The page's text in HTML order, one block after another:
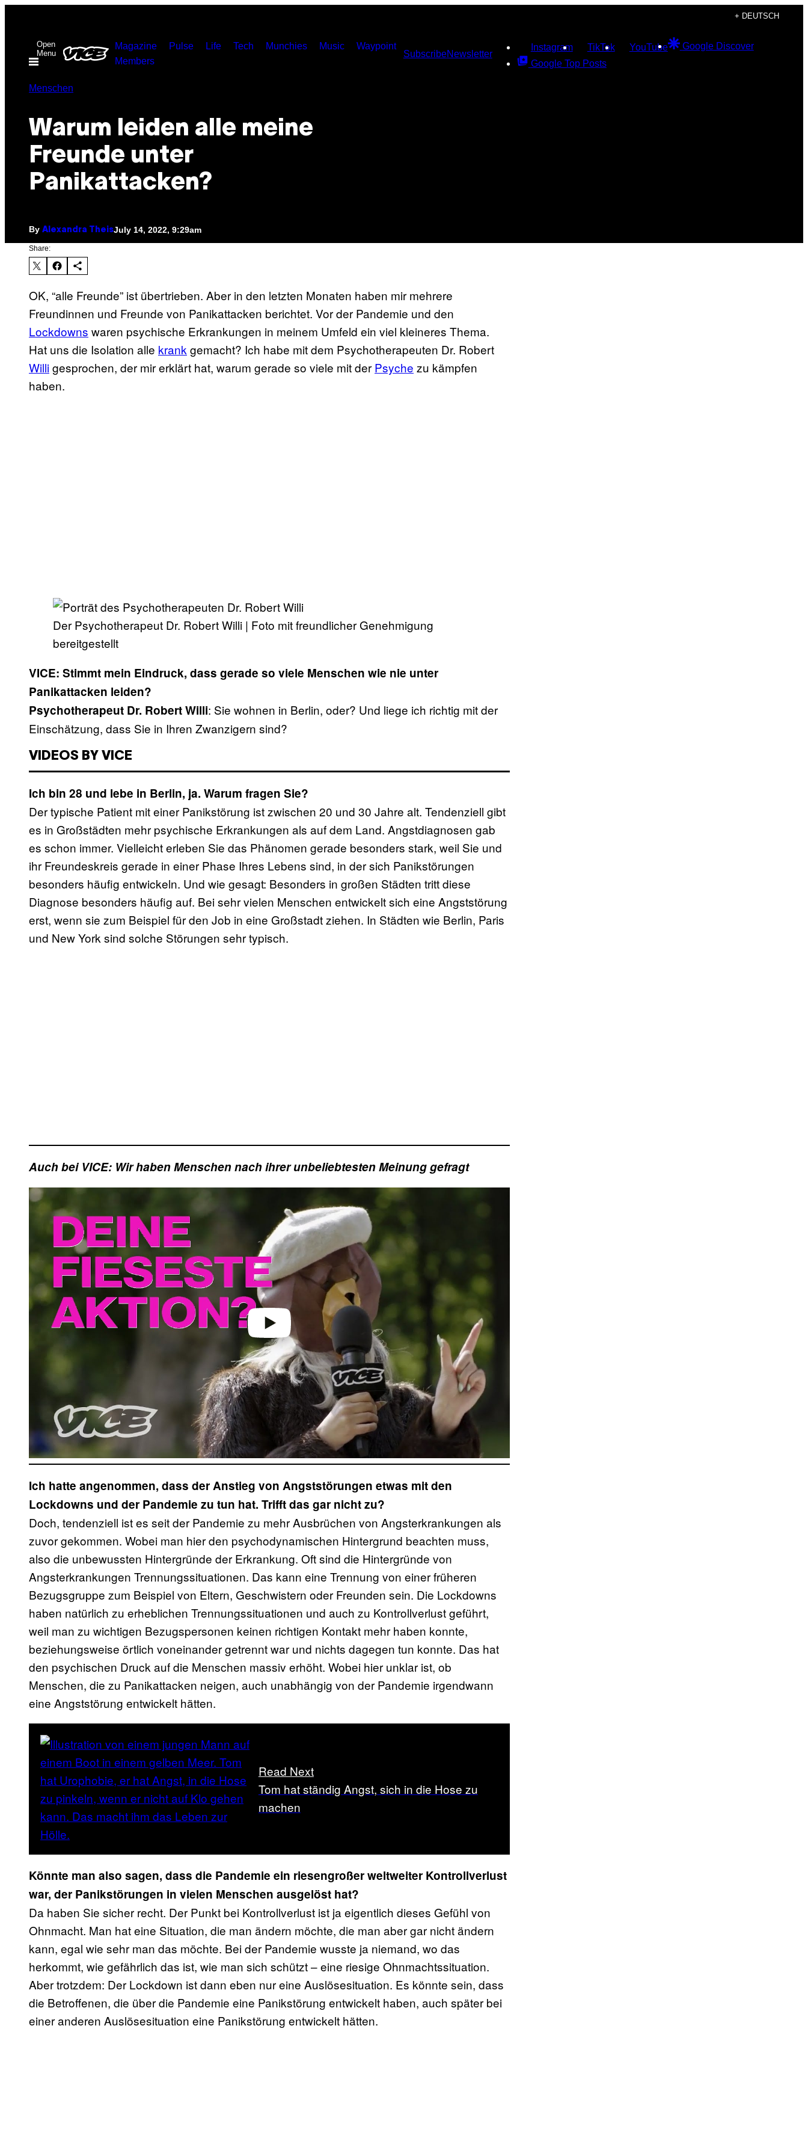
content
+ DEUTSCH
Open
Menu
Magazine Pulse Life Tech Munchies Music
Waypoint
Members
SubscribeNewsletter
Instagram TikTok YouTube
Google Discover
Google Top Posts
Menschen
Warum leiden alle meine
Freunde unter
Panikattacken?
By Alexandra TheisJuly 14, 2022, 9:29am
Share:
OK, “alle Freunde” ist übertrieben. Aber in den letzten Monaten haben mir mehrere
Freundinnen und Freunde von Panikattacken berichtet. Vor der Pandemie und den
Lockdowns waren psychische Erkrankungen in meinem Umfeld ein viel kleineres Thema.
Hat uns die Isolation alle krank gemacht? Ich habe mit dem Psychotherapeuten Dr. Robert
Willigesprochen, der mir erklärt hat, warum gerade so viele mit der Psyche zu kämpfen
haben.
Der Psychotherapeut Dr. Robert Willi | Foto mit freundlicher Genehmigung
bereitgestellt
VICE: Stimmt mein Eindruck, dass gerade so viele Menschen wie nie unter
Panikattacken leiden?
Psychotherapeut Dr. Robert Willi: Sie wohnen in Berlin, oder? Und liege ich richtig mit der
Einschätzung, dass Sie in Ihren Zwanzigern sind?
VIDEOS BY VICE
Ich bin 28 und lebe in Berlin, ja. Warum fragen Sie?
Der typische Patient mit einer Panikstörung ist zwischen 20 und 30 Jahre alt. Tendenziell gibt
es in Großstädten mehr psychische Erkrankungen als auf dem Land. Angstdiagnosen gab
es schon immer. Vielleicht erleben Sie das Phänomen gerade besonders stark, weil Sie und
ihr Freundeskreis gerade in einer Phase Ihres Lebens sind, in der sich Panikstörungen
besonders häufig entwickeln. Und wie gesagt: Besonders in großen Städten tritt diese
Diagnose besonders häufig auf. Bei sehr vielen Menschen entwickelt sich eine Angststörung
erst, wenn sie zum Beispiel für den Job in eine Großstadt ziehen. In Städten wie Berlin, Paris
und New York sind solche Störungen sehr typisch.
Auch bei VICE: Wir haben Menschen nach ihrer unbeliebtesten Meinung gefragt
Play video
Ich hatte angenommen, dass der Anstieg von Angststörungen etwas mit den
Lockdowns und der Pandemie zu tun hat. Trifft das gar nicht zu?
Doch, tendenziell ist es seit der Pandemie zu mehr Ausbrüchen von Angsterkrankungen als
zuvor gekommen. Wobei man hier den psychodynamischen Hintergrund beachten muss,
also die unbewussten Hintergründe der Erkrankung. Oft sind die Hintergründe von
Angsterkrankungen Trennungssituationen. Das kann eine Trennung von einer früheren
Bezugsgruppe zum Beispiel von Eltern, Geschwistern oder Freunden sein. Die Lockdowns
haben natürlich zu erheblichen Trennungssituationen und auch zu Kontrollverlust geführt,
weil man zu wichtigen Bezugspersonen keinen richtigen Kontakt mehr haben konnte,
beziehungsweise örtlich voneinander getrennt war und nichts dagegen tun konnte. Das hat
den psychischen Druck auf die Menschen massiv erhöht. Wobei hier unklar ist, ob
Menschen, die zu Panikattacken neigen, auch unabhängig von der Pandemie irgendwann
eine Angststörung entwickelt hätten.
Read Next
Tom hat ständig Angst, sich in die Hose zu
machen
Könnte man also sagen, dass die Pandemie ein riesengroßer weltweiter Kontrollverlust
war, der Panikstörungen in vielen Menschen ausgelöst hat?
Da haben Sie sicher recht. Der Punkt bei Kontrollverlust ist ja eigentlich dieses Gefühl von
Ohnmacht. Man hat eine Situation, die man ändern möchte, die man aber gar nicht ändern
kann, egal wie sehr man das möchte. Bei der Pandemie wusste ja niemand, wo das
herkommt, wie gefährlich das ist, wie man sich schützt – eine riesige Ohnmachtssituation.
Aber trotzdem: Der Lockdown ist dann eben nur eine Auslösesituation. Es könnte sein, dass
die Betroffenen, die über die Pandemie eine Panikstörung entwickelt haben, auch später bei
einer anderen Auslösesituation eine Panikstörung entwickelt hätten.